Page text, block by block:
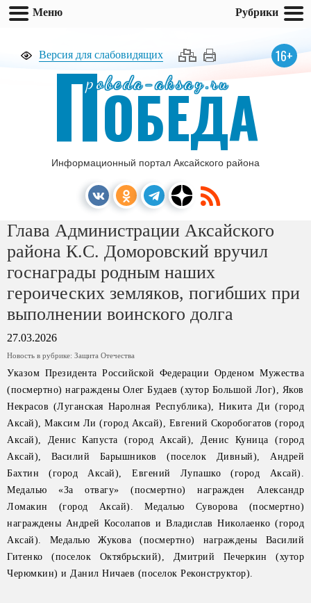
Версия для слабовидящих 16+
pobeda-aksay.ru
ПОБЕДА
Информационный портал Аксайского района
Глава Администрации Аксайского
района К.С. Доморовский вручил
госнаграды родным наших
героических земляков, погибших при
выполнении воинского долга
27.03.2026
Новость в рубрике: Защита Отечества
Указом Президента Российской Федерации Орденом Мужества
(посмертно) награждены Олег Будаев (хутор Большой Лог), Яков
Некрасов (Луганская Наролная Республика), Никита Ди (город
Аксай), Максим Ли (город Аксай), Евгений Скоробогатов (город
Аксай), Денис Капуста (город Аксай), Денис Куница (город
Аксай), Василий Барышников (поселок Дивный), Андрей
Бахтин (город Аксай), Евгений Лупашко (город Аксай).
Медалью «За отвагу» (посмертно) награжден Александр
Ломакин (город Аксай). Медалью Суворова (посмертно)
награждены Андрей Косолапов и Владислав Николаенко (город
Аксай). Медалью Жукова (посмертно) награждены Василий
Гитенко (поселок Октябрьский), Дмитрий Печеркин (хутор
Черюмкин) и Данил Ничаев (поселок Реконструктор).
Меню Рубрики